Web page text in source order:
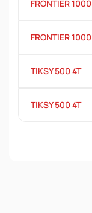
FRONTIER 1000
FRONTIER 1000
TIKSY 500 4T
TIKSY 500 4T